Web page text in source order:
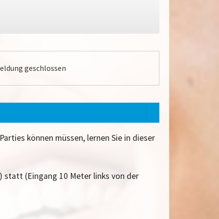
geschlossen
können müssen, lernen Sie in dieser
statt (Eingang 10 Meter links von der